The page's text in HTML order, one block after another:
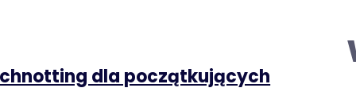
dla początkujących